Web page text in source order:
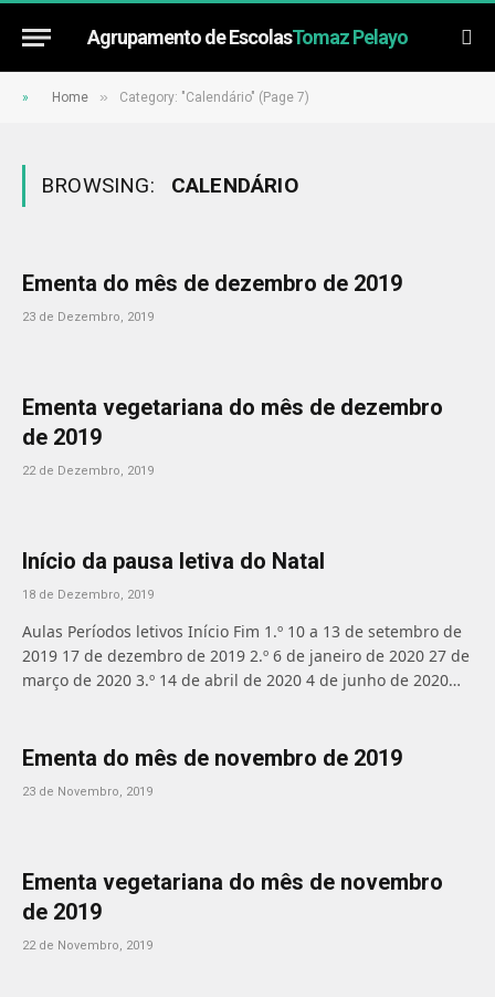
Agrupamento de EscolasTomaz Pelayo
» Home » Category: "Calendário" (Page 7)
BROWSING: CALENDÁRIO
Ementa do mês de dezembro de 2019
23 de Dezembro, 2019
Ementa vegetariana do mês de dezembro
de 2019
22 de Dezembro, 2019
Início da pausa letiva do Natal
18 de Dezembro, 2019
Aulas Períodos letivos Início Fim 1.º 10 a 13 de setembro de
2019 17 de dezembro de 2019 2.º 6 de janeiro de 2020 27 de
março de 2020 3.º 14 de abril de 2020 4 de junho de 2020…
Ementa do mês de novembro de 2019
23 de Novembro, 2019
Ementa vegetariana do mês de novembro
de 2019
22 de Novembro, 2019